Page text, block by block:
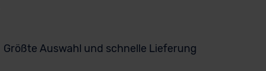
Größte Auswahl und schnelle Lieferung